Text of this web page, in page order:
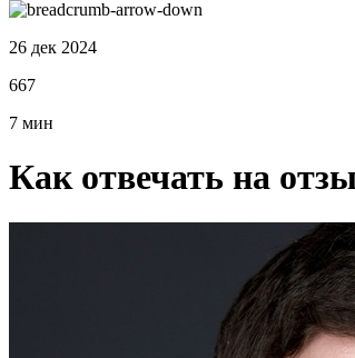
26 дек 2024
667
7 мин
Как отвечать на